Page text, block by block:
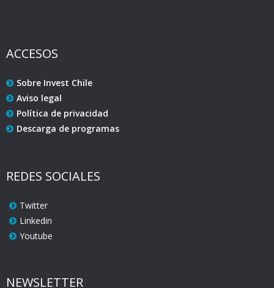
ACCESOS
Sobre Invest Chile
Aviso legal
Política de privacidad
Descarga de programas
REDES SOCIALES
Twitter
Linkedin
Youtube
NEWSLETTER